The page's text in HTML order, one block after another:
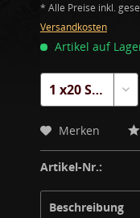
* Alle Preise inkl.
Versandkosten
Artikel auf
Merken
Artikel-Nr.:
Beschreibung